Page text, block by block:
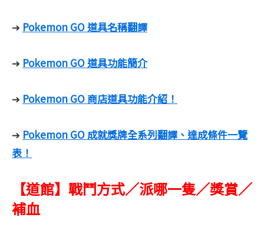
➔ Pokemon GO 道具名稱翻譯
➔ Pokemon GO 道具功能簡介
➔ Pokemon GO 商店道具功能介紹！
➔ Pokemon GO 成就獎牌全系列翻譯、達成條件一覽
表！
【道館】戰鬥方式／派哪一隻／獎賞／
補血